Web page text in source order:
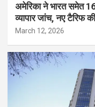
अमेरिका ने भारत समेत
व्यापार जांच, नए टैरिफ
March 12, 2026